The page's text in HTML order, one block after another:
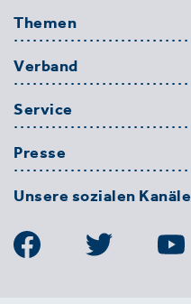
Themen
Verband
Service
Presse
Unsere sozialen Kanäle